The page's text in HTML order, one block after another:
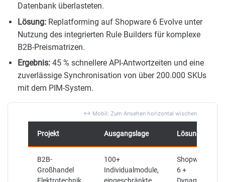
Datenbank überlasteten.
Lösung: Replatforming auf Shopware 6 Evolve unter
Nutzung des integrierten Rule Builders für komplexe
B2B-Preismatrizen.
Ergebnis: 45 % schnellere API-Antwortzeiten und eine
zuverlässige Synchronisation von über 200.000 SKUs
mit dem PIM-System.
Projekt Ausgangslage Lösung
B2B-
Großhandel
100+
Individualmodule,
Shopware
6 +